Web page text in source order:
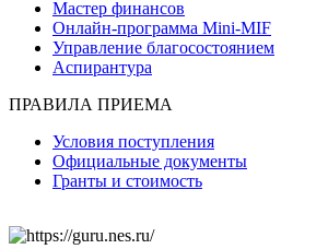
Мастер финансов
Онлайн-программа Mini-MIF
Управление благосостоянием
Аспирантура
ПРАВИЛА ПРИЕМА
Условия поступления
Официальные документы
Гранты и стоимость